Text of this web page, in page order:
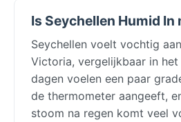
Is Seychellen Humid In
Seychellen voelt vochtig
Victoria, vergelijkbaar in het
dagen voelen een paar
de thermometer aangeeft,
stoom na regen komt veel